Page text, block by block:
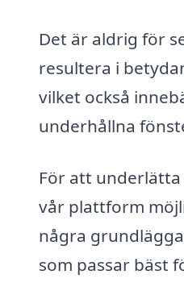
Det är aldrig för
resultera i
vilket också
underhållna
För att
vår plattform
några
som passar bäst